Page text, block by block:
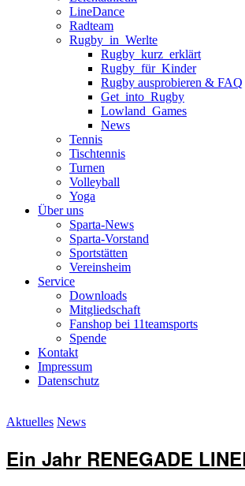
LineDance
Radteam
Rugby_in_Werlte
Rugby_kurz_erklärt
Rugby_für_Kinder
Rugby ausprobieren & FAQ
Get_into_Rugby
Lowland_Games
News
Tennis
Tischtennis
Turnen
Volleyball
Yoga
Über uns
Sparta-News
Sparta-Vorstand
Sportstätten
Vereinsheim
Service
Downloads
Mitgliedschaft
Fanshop bei 11teamsports
Spende
Kontakt
Impressum
Datenschutz
Aktuelles News
Ein Jahr RENEGADE